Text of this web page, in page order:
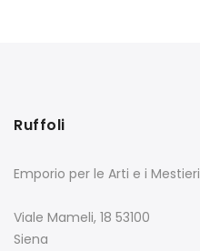
Ruffoli
Emporio per le Arti e i Mestieri
Viale Mameli, 18 53100
Siena